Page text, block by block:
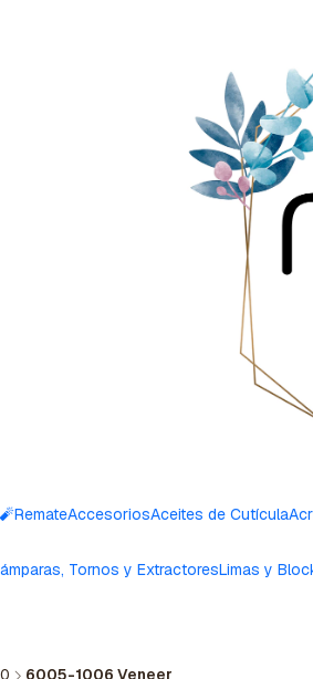
RemateAccesoriosAceites de Cutícula
Tornos y ExtractoresLimas y